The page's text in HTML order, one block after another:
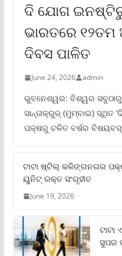
ଦି ଯୋଗ
ଭାରତରେ ୧୨ତମ
ଦିବସ ପାଳିତ
June 24, 2026 admin
ଭୁବନେଶ୍ୱର: ବିଶ୍ୱର
ସାନ୍ତାକ୍ରୁଜ୍ (ମୁମ୍ବାଇ)
ପକ୍ଷରୁ ଚଳିତ ବର୍ଷର
ଟାଟା ଷ୍ଟିଲ୍‌ କଳିଙ୍ଗନଗର
ୟୁନିଟ୍‌ ରକ୍ତ ସଂଗୃହୀତ
June 19, 2026
ସୁପର